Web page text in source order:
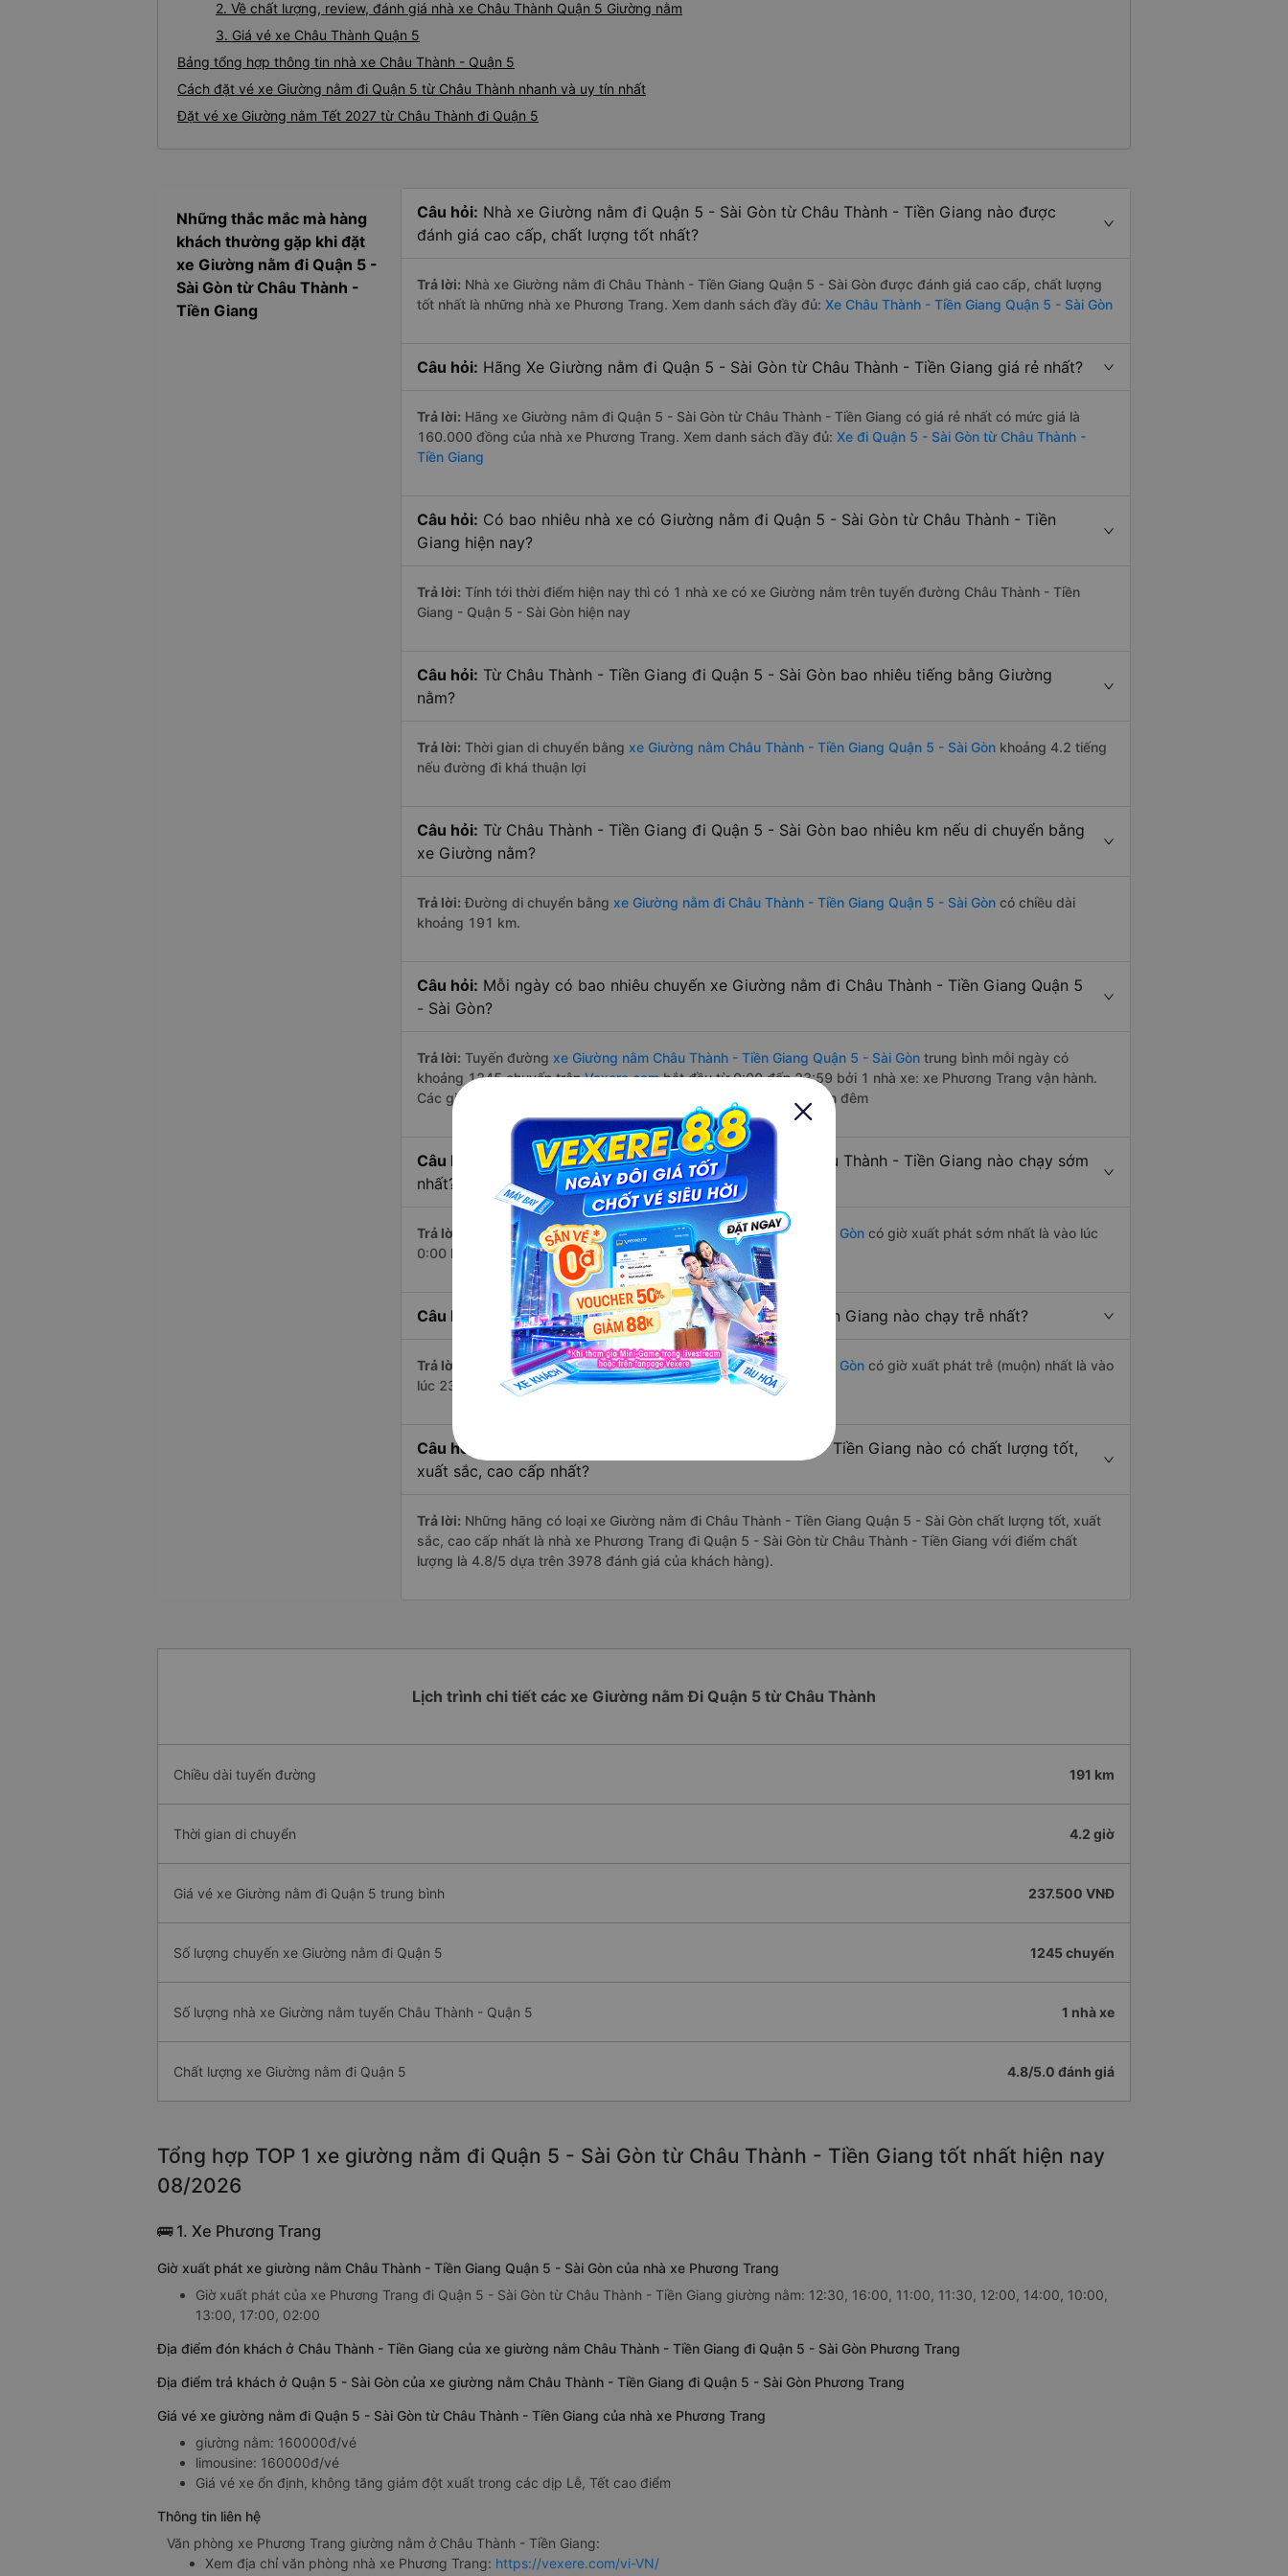
2. Về chất lượng, review, đánh giá nhà xe Châu Thành Quận 5 Giường nằm
3. Giá vé xe Châu Thành Quận 5
Bảng tổng hợp thông tin nhà xe Châu Thành - Quận 5
Cách đặt vé xe Giường nằm đi Quận 5 từ Châu Thành nhanh và uy tín nhất
Đặt vé xe Giường nằm Tết 2027 từ Châu Thành đi Quận 5
Những thắc mắc mà hàng
khách thường gặp khi đặt
xe Giường nằm đi Quận 5 -
Sài Gòn từ Châu Thành -
Tiền Giang
Câu hỏi: Nhà xe Giường nằm đi Quận 5 - Sài Gòn từ Châu Thành - Tiền Giang nào được
đánh giá cao cấp, chất lượng tốt nhất?
Trả lời: Nhà xe Giường nằm đi Châu Thành - Tiền Giang Quận 5 - Sài Gòn được đánh giá cao cấp, chất lượng
tốt nhất là những nhà xe Phương Trang. Xem danh sách đầy đủ: Xe Châu Thành - Tiền Giang Quận 5 - Sài Gòn
Câu hỏi: Hãng Xe Giường nằm đi Quận 5 - Sài Gòn từ Châu Thành - Tiền Giang giá rẻ nhất?
Trả lời: Hãng xe Giường nằm đi Quận 5 - Sài Gòn từ Châu Thành - Tiền Giang có giá rẻ nhất có mức giá là
160.000 đồng của nhà xe Phương Trang. Xem danh sách đầy đủ: Xe đi Quận 5 - Sài Gòn từ Châu Thành -
Tiền Giang
Câu hỏi: Có bao nhiêu nhà xe có Giường nằm đi Quận 5 - Sài Gòn từ Châu Thành - Tiền
Giang hiện nay?
Trả lời: Tính tới thời điểm hiện nay thì có 1 nhà xe có xe Giường nằm trên tuyến đường Châu Thành - Tiền
Giang - Quận 5 - Sài Gòn hiện nay
Câu hỏi: Từ Châu Thành - Tiền Giang đi Quận 5 - Sài Gòn bao nhiêu tiếng bằng Giường
nằm?
Trả lời: Thời gian di chuyển bằng xe Giường nằm Châu Thành - Tiền Giang Quận 5 - Sài Gòn khoảng 4.2 tiếng
nếu đường đi khá thuận lợi
Câu hỏi: Từ Châu Thành - Tiền Giang đi Quận 5 - Sài Gòn bao nhiêu km nếu di chuyển bằng
xe Giường nằm?
Trả lời: Đường di chuyển bằng xe Giường nằm đi Châu Thành - Tiền Giang Quận 5 - Sài Gòn có chiều dài
khoảng 191 km.
Câu hỏi: Mỗi ngày có bao nhiêu chuyến xe Giường nằm đi Châu Thành - Tiền Giang Quận 5
- Sài Gòn?
Trả lời: Tuyến đường xe Giường nằm Châu Thành - Tiền Giang Quận 5 - Sài Gòn trung bình mỗi ngày có
khoảng 1245 chuyến trênVexere.combắt đầu từ 0:00 đến 23:59 bởi 1 nhà xe: xe Phương Trang vận hành.
Các giờ xe chạy có đầy đủ cả ban ngày, buổi trưa, buổi chiều, ban đêm
Câu hỏi:
Nhà xe Giường nằm đi Quận 5 - Sài Gòn từ Châu Thành - Tiền Giang nào chạy sớm
nhất?
Trả lời: ChuyếnGiường nằm Châu Thành - Tiền Giang Quận 5 - Sài Gòn có giờ xuất phát sớm nhất là vào lúc
0:00 là của nhà xe Phương Trang.
Câu hỏi: Nhà xe đi Quận 5 - Sài Gòn từ Châu Thành - Tiền Giang nào chạy trễ nhất?
Trả lời: ChuyếnGiường nằm Châu Thành - Tiền Giang Quận 5 - Sài Gòn có giờ xuất phát trễ (muộn) nhất là vào
lúc 23:59 là của nhà xe Phương Trang.
Câu hỏi:
Review xe đi Quận 5 - Sài Gòn từ Châu Thành - Tiền Giang nào có chất lượng tốt,
xuất sắc, cao cấp nhất?
Trả lời: Những hãng có loại xe Giường nằm đi Châu Thành - Tiền Giang Quận 5 - Sài Gòn chất lượng tốt, xuất
sắc, cao cấp nhất là nhà xe Phương Trang đi Quận 5 - Sài Gòn từ Châu Thành - Tiền Giang với điểm chất
lượng là 4.8/5 dựa trên 3978 đánh giá của khách hàng).
Lịch trình chi tiết các xe Giường nằm Đi Quận 5 từ Châu Thành
Chiều dài tuyến đường 191 km
Thời gian di chuyển 4.2 giờ
Giá vé xe Giường nằm đi Quận 5 trung bình 237.500 VNĐ
Số lượng chuyến xe Giường nằm đi Quận 5 1245 chuyến
Số lượng nhà xe Giường nằm tuyến Châu Thành - Quận 5 1 nhà xe
Chất lượng xe Giường nằm đi Quận 5 4.8/5.0 đánh giá
Tổng hợp TOP 1 xe giường nằm đi Quận 5 - Sài Gòn từ Châu Thành - Tiền Giang tốt nhất hiện nay
08/2026
🚌 1. Xe Phương Trang
Giờ xuất phát xe giường nằm Châu Thành - Tiền Giang Quận 5 - Sài Gòn của nhà xe Phương Trang
Giờ xuất phát của xe Phương Trang đi Quận 5 - Sài Gòn từ Châu Thành - Tiền Giang giường nằm: 12:30, 16:00, 11:00, 11:30, 12:00, 14:00, 10:00,
13:00, 17:00, 02:00
Địa điểm đón khách ở Châu Thành - Tiền Giang của xe giường nằm Châu Thành - Tiền Giang đi Quận 5 - Sài Gòn Phương Trang
Địa điểm trả khách ở Quận 5 - Sài Gòn của xe giường nằm Châu Thành - Tiền Giang đi Quận 5 - Sài Gòn Phương Trang
Giá vé xe giường nằm đi Quận 5 - Sài Gòn từ Châu Thành - Tiền Giang của nhà xe Phương Trang
giường nằm: 160000đ/vé
limousine: 160000đ/vé
Giá vé xe ổn định, không tăng giảm đột xuất trong các dịp Lễ, Tết cao điểm
Thông tin liên hệ
Văn phòng xe Phương Trang giường nằm ở Châu Thành - Tiền Giang:
Xem địa chỉ văn phòng nhà xe Phương Trang: https://vexere.com/vi-VN/